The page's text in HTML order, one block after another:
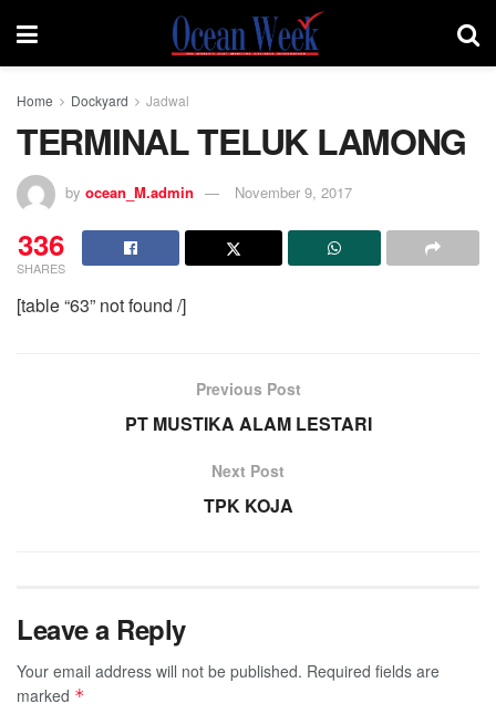
Home Dockyard Jadwal
TERMINAL TELUK LAMONG
by ocean_M.admin November 9, 2017
336
SHARES
[table “63” not found /]
Previous Post
PT MUSTIKA ALAM LESTARI
Next Post
TPK KOJA
Leave a Reply
Your email address will not be published. Required fields are
marked *